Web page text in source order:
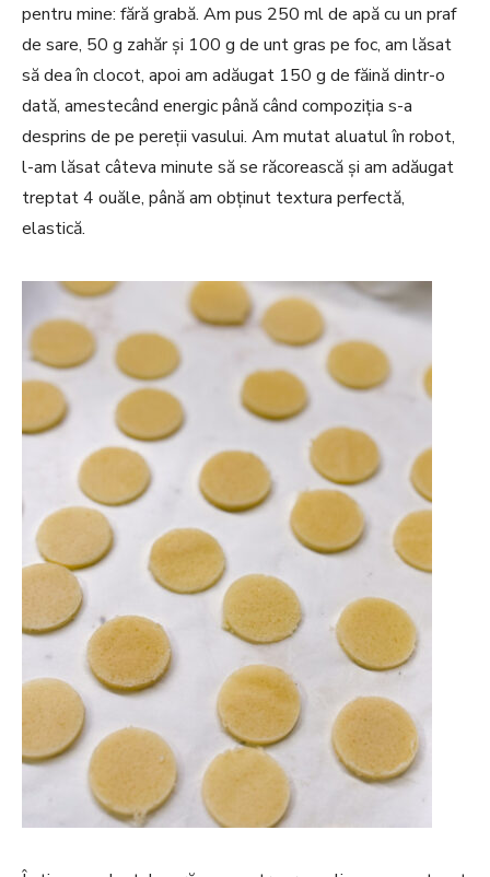
pentru mine: fără grabă. Am pus 250 ml de apă cu un praf
de sare, 50 g zahăr și 100 g de unt gras pe foc, am lăsat
să dea în clocot, apoi am adăugat 150 g de făină dintr-o
dată, amestecând energic până când compoziția s-a
desprins de pe pereții vasului. Am mutat aluatul în robot,
l-am lăsat câteva minute să se răcorească și am adăugat
treptat 4 ouăle, până am obținut textura perfectă,
elastică.